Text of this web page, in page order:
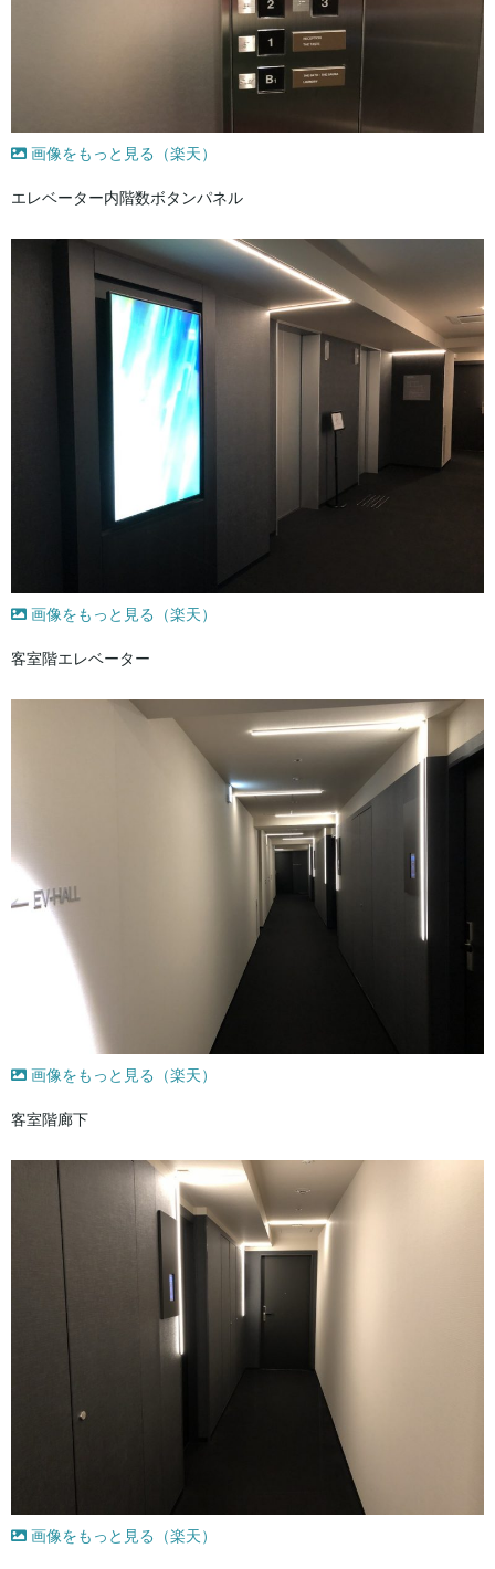
画像をもっと見る（楽天）
エレベーター内階数ボタンパネル
画像をもっと見る（楽天）
客室階エレベーター
画像をもっと見る（楽天）
客室階廊下
画像をもっと見る（楽天）